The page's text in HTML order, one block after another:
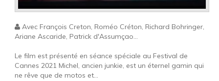
Avec François Creton, Roméo Créton, Richard Bohringer,
Ariane Ascaride, Patrick d'Assumçao...
Le film est présenté en séance spéciale au Festival de
Cannes 2021 Michel, ancien junkie, est un éternel gamin qui
ne rêve que de motos et...